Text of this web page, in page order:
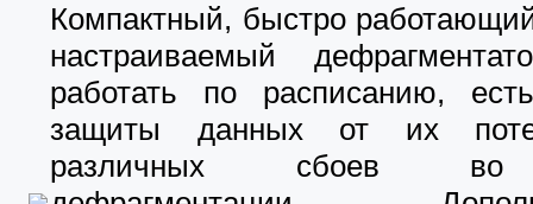
Компактный, быстро
настраиваемый
работать по расписанию,
защиты данных от их
различных сбоев